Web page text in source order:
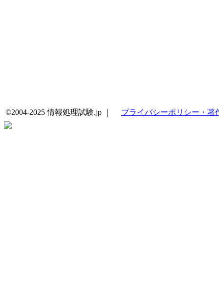
©2004-2025 情報処理試験.jp ｜ プライバシーポリシー・著